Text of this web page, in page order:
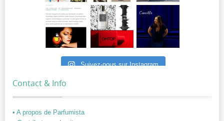
Suivez-nous sur Instagram
Contact & Info
• A propos de Parfumista